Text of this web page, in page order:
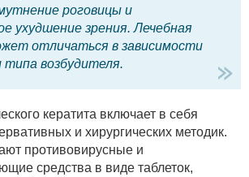
роговицы и
ухудшение зрения. Лечебная
отличаться в зависимости
возбудителя.
кератита включает в себя
и хирургических методик.
противовирусные и
средства в виде таблеток,